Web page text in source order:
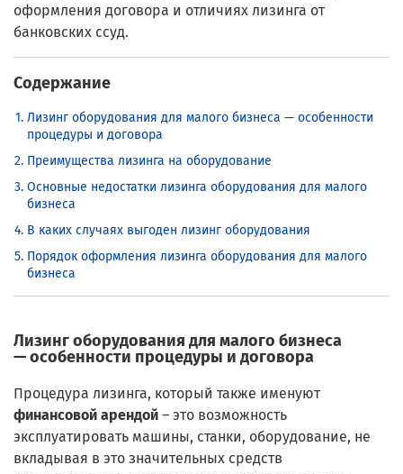
оформления договора и отличиях лизинга от
банковских ссуд.
Содержание
Лизинг оборудования для малого бизнеса — особенности
процедуры и договора
Преимущества лизинга на оборудование
Основные недостатки лизинга оборудования для малого
бизнеса
В каких случаях выгоден лизинг оборудования
Порядок оформления лизинга оборудования для малого
бизнеса
Лизинг оборудования для малого бизнеса
— особенности процедуры и договора
Процедура лизинга, который также именуют
финансовой арендой – это возможность
эксплуатировать машины, станки, оборудование, не
вкладывая в это значительных средств